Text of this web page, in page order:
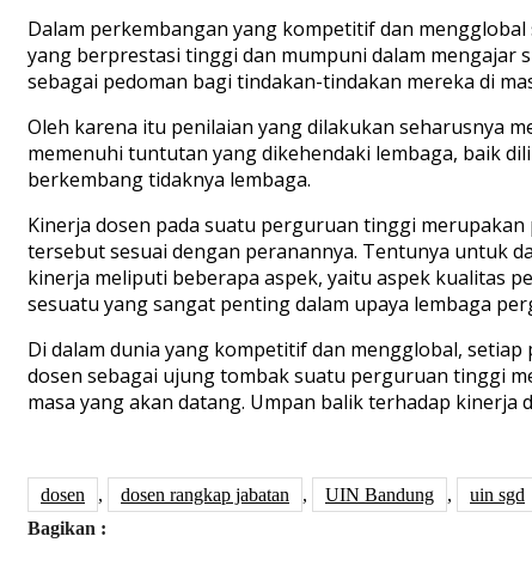
Dalam perkembangan yang kompetitif dan
yang berprestasi tinggi dan mumpuni dalam mengajar
sebagai pedoman bagi tindakan-tindakan mereka di
Oleh karena itu penilaian yang dilakukan seharusnya
memenuhi tuntutan yang dikehendaki lembaga, baik
berkembang tidaknya lembaga.
Kinerja dosen pada suatu perguruan tinggi
tersebut sesuai dengan peranannya. Tentunya untuk
kinerja meliputi beberapa aspek, yaitu aspek kualitas
sesuatu yang sangat penting dalam upaya lembaga
Di dalam dunia yang kompetitif dan mengglobal,
dosen sebagai ujung tombak suatu perguruan tinggi
masa yang akan datang. Umpan balik terhadap kinerja
dosen , dosen rangkap jabatan , UIN Bandung ,
uin sgd
Bagikan :